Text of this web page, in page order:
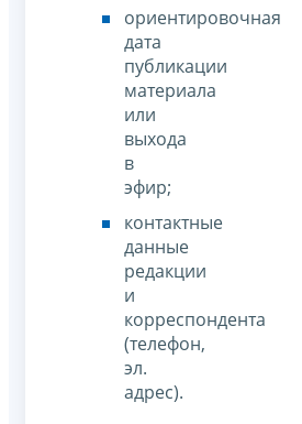
ориентировочная
дата
публикации
материала
или
выхода
в
эфир;
контактные
данные
редакции
и
корреспондента
(телефон,
эл.
адрес).